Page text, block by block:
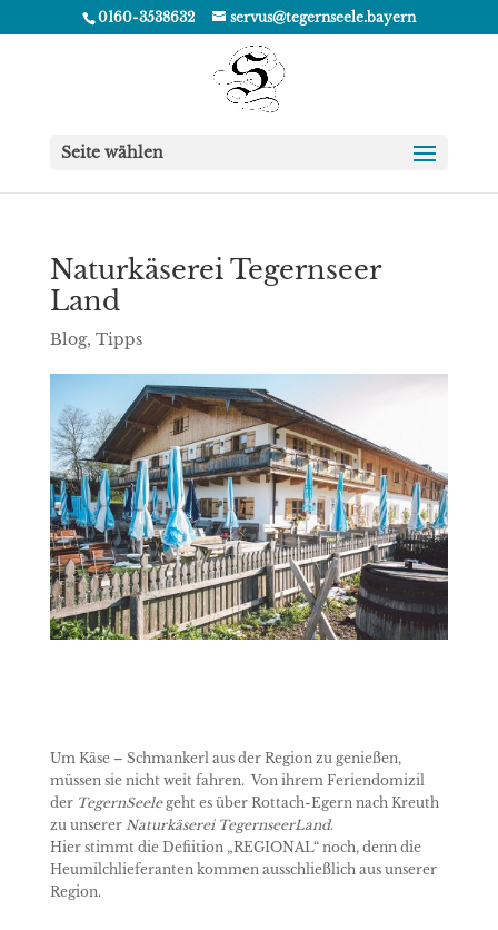
0160-3538632 servus@tegernseele.bayern
Seite wählen
Naturkäserei Tegernseer
Land
Blog, Tipps
Um Käse – Schmankerl aus der Region zu genießen,
müssen sie nicht weit fahren. Von ihrem Feriendomizil
der TegernSeelegeht es über Rottach-Egern nach Kreuth
zu unserer Naturkäserei TegernseerLand.
Hier stimmt die Defiition „REGIONAL“ noch, denn die
Heumilchlieferanten kommen ausschließlich aus unserer
Region.